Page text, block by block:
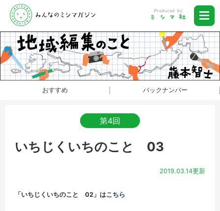
おすすめ バックナンバー
第4回
いちじくいちのこと 03
2019.03.14更新
「いちじくいちのこと 02」はこちら